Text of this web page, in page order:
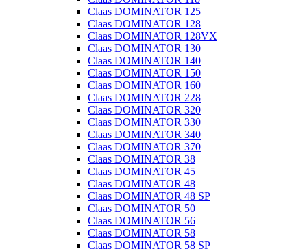
Claas DOMINATOR 125
Claas DOMINATOR 128
Claas DOMINATOR 128VX
Claas DOMINATOR 130
Claas DOMINATOR 140
Claas DOMINATOR 150
Claas DOMINATOR 160
Claas DOMINATOR 228
Claas DOMINATOR 320
Claas DOMINATOR 330
Claas DOMINATOR 340
Claas DOMINATOR 370
Claas DOMINATOR 38
Claas DOMINATOR 45
Claas DOMINATOR 48
Claas DOMINATOR 48 SP
Claas DOMINATOR 50
Claas DOMINATOR 56
Claas DOMINATOR 58
Claas DOMINATOR 58 SP